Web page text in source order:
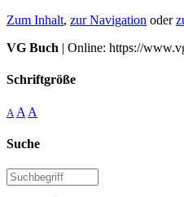
Zum Inhalt, zur Navigation oder
VG Buch | Online: https://
Schriftgröße
A A A
Suche